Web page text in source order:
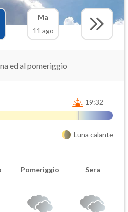
Ma
11 ago
ed al pomeriggio
19:32
Luna calante
Pomeriggio Sera